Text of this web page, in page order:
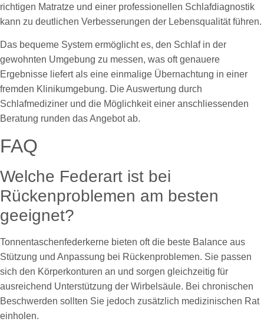
richtigen Matratze und einer professionellen Schlafdiagnostik
kann zu deutlichen Verbesserungen der Lebensqualität führen.
Das bequeme System ermöglicht es, den Schlaf in der
gewohnten Umgebung zu messen, was oft genauere
Ergebnisse liefert als eine einmalige Übernachtung in einer
fremden Klinikumgebung. Die Auswertung durch
Schlafmediziner und die Möglichkeit einer anschliessenden
Beratung runden das Angebot ab.
FAQ
Welche Federart ist bei
Rückenproblemen am besten
geeignet?
Tonnentaschenfederkerne bieten oft die beste Balance aus
Stützung und Anpassung bei Rückenproblemen. Sie passen
sich den Körperkonturen an und sorgen gleichzeitig für
ausreichend Unterstützung der Wirbelsäule. Bei chronischen
Beschwerden sollten Sie jedoch zusätzlich medizinischen Rat
einholen.